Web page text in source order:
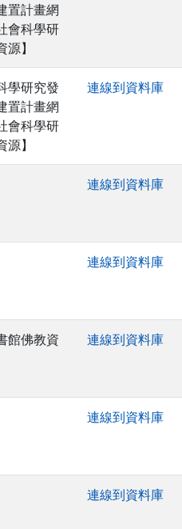
置計畫網
會科學研
】
學研究發
置計畫網
會科學研
】
連線到資料庫
連線到資料庫
連線到資料庫
館佛教資
連線到資料庫
連線到資料庫
連線到資料庫